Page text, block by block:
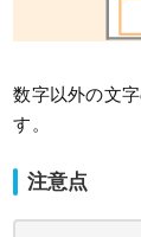
数字以外の文
す。
注意点